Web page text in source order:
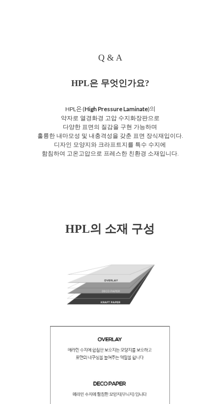
Q & A
HPL은 무엇인가요?
HPL은 (High Pressure Laminate)의
약자로 열경화경 고압 수지화장판으로
다양한 표면의 질감을 구현 가능하며
훌륭한 내마모성 및 내충격성을 갖춘 표면 장식재입이다.
디자인 모양지와 크라프트지를 특수 수지에
함침하여 고온고압으로 프레스한 친환경 소재입니다.
HPL의 소재 구성